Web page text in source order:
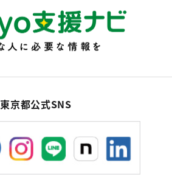
東京都公式SNS